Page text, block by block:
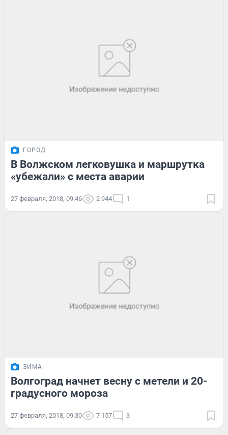
ГОРОД
В Волжском легковушка и маршрутка
«убежали» с места аварии
27 февраля, 2018, 09:46 2 944 1
ЗИМА
Волгоград начнет весну с метели и 20-
градусного мороза
27 февраля, 2018, 09:30 7 157 3